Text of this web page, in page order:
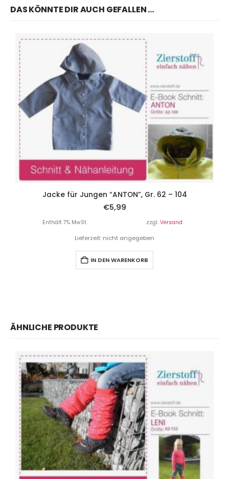
DAS KÖNNTE DIR AUCH GEFALLEN …
Jacke für Jungen “ANTON”, Gr. 62 – 104
€5,99
Enthält 7% MwSt. zzgl. Versand
Lieferzeit: nicht angegeben
IN DEN WARENKORB
ÄHNLICHE PRODUKTE